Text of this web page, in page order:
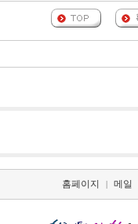
홈페이지 | 메일